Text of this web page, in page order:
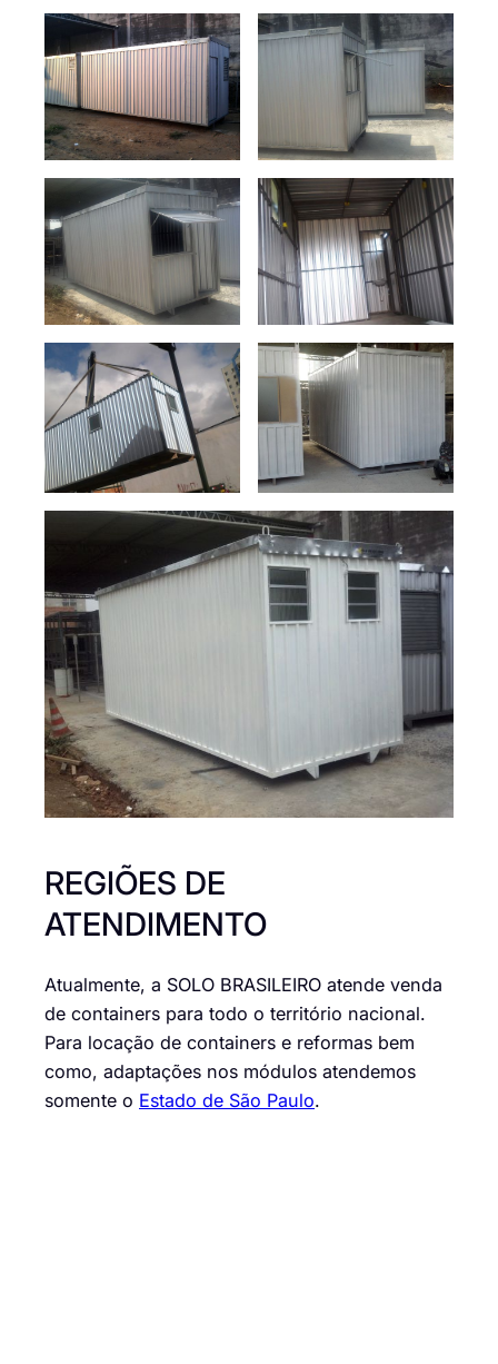
REGIÕES DE
ATENDIMENTO
Atualmente, a SOLO BRASILEIRO atende venda
de containers para todo o território nacional.
Para locação de containers e reformas bem
como, adaptações nos módulos atendemos
somente o Estado de São Paulo.